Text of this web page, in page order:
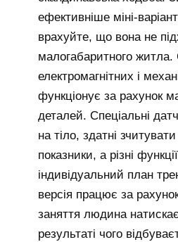
ефективніше міні-
врахуйте, що вона не
малогабаритного житла.
електромагнітних і
функціонує за рахунок
деталей. Спеціальні
на тіло, здатні зчитувати
показники, а різні
індивідуальний план
версія працює за
заняття людина
результаті чого